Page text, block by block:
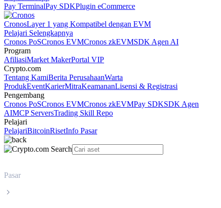
Pay TerminalPay SDKPlugin eCommerce
CronosLayer 1 yang Kompatibel dengan EVM
Pelajari Selengkapnya
Cronos PoSCronos EVMCronos zkEVMSDK Agen AI
Program
AfiliasiMarket MakerPortal VIP
Crypto.com
Tentang KamiBerita PerusahaanWarta
ProdukEventKarierMitraKeamananLisensi & Registrasi
Pengembang
Cronos PoSCronos EVMCronos zkEVMPay SDKSDK Agen
AIMCP ServersTrading Skill Repo
Pelajari
PelajariBitcoinRisetInfo Pasar
Pasar